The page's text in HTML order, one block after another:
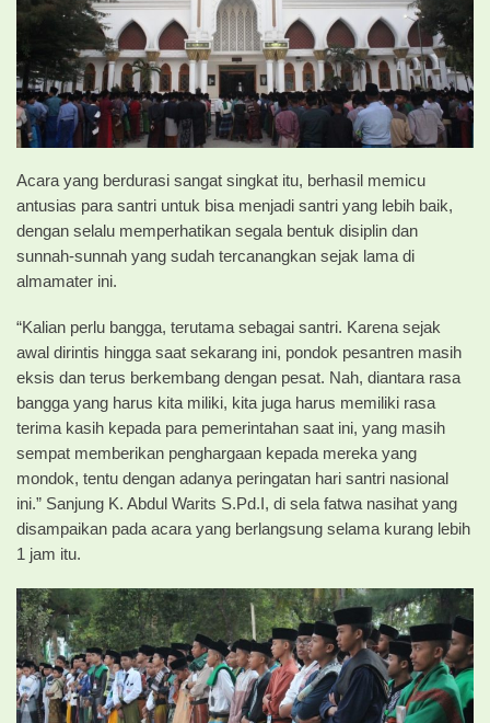
Acara yang berdurasi sangat singkat itu, berhasil memicu
antusias para santri untuk bisa menjadi santri yang lebih baik,
dengan selalu memperhatikan segala bentuk disiplin dan
sunnah-sunnah yang sudah tercanangkan sejak lama di
almamater ini.
“Kalian perlu bangga, terutama sebagai santri. Karena sejak
awal dirintis hingga saat sekarang ini, pondok pesantren masih
eksis dan terus berkembang dengan pesat. Nah, diantara rasa
bangga yang harus kita miliki, kita juga harus memiliki rasa
terima kasih kepada para pemerintahan saat ini, yang masih
sempat memberikan penghargaan kepada mereka yang
mondok, tentu dengan adanya peringatan hari santri nasional
ini.” Sanjung K. Abdul Warits S.Pd.I, di sela fatwa nasihat yang
disampaikan pada acara yang berlangsung selama kurang lebih
1 jam itu.